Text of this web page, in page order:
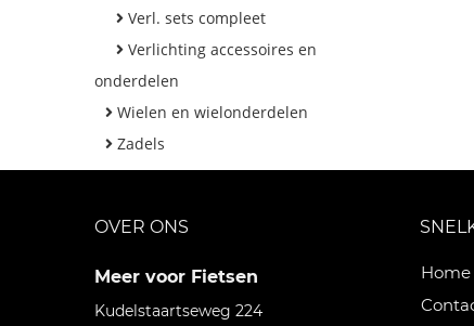
Verl. sets compleet
Verlichting accessoires en
onderdelen
Wielen en wielonderdelen
Zadels
OVER ONS
Meer voor Fietsen
Kudelstaartseweg 224
Home